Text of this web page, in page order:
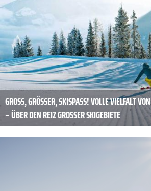
GROSS, GRÖSSER, SKISPASS! VOLLE VIELFALT
BER DEN REIZ GROSSER SKIGEBIETE